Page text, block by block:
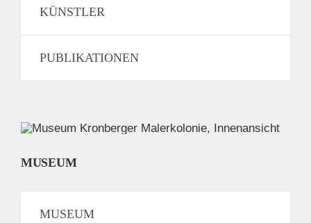
KÜNSTLER
PUBLIKATIONEN
MUSEUM
MUSEUM